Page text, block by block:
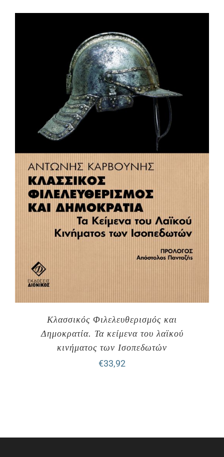
Κλασσικός Φιλελευθερισμός και
Δημοκρατία. Τα κείμενα του λαϊκού
κινήματος των Ισοπεδωτών
€33,92